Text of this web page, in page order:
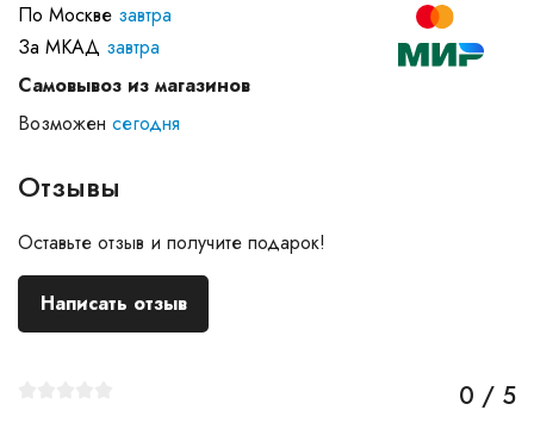
По Москве завтра
За МКАД завтра
Самовывоз из магазинов
Возможен сегодня
Отзывы
Оставьте отзыв и получите подарок!
Написать отзыв
0 / 5